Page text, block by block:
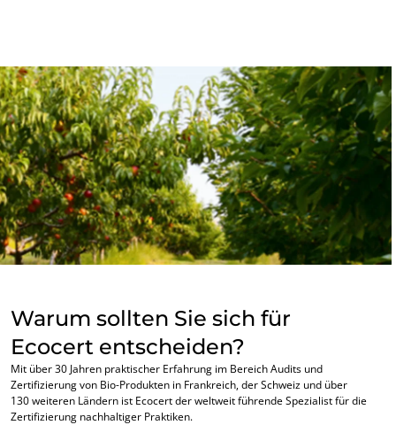
UNSERE GESCHÄFTSBEREICHE
Food - Verarbeitung & Handel
Kosmetik
Textil
Haushaltsprodukte
Nachhaltige Materialien
Inputs
Warum sollten Sie sich für
Ecocert entscheiden?
Mit über 30 Jahren praktischer Erfahrung im Bereich Audits und
Zertifizierung von Bio-Produkten in Frankreich, der Schweiz und über
130 weiteren Ländern ist Ecocert der weltweit führende Spezialist für die
Zertifizierung nachhaltiger Praktiken.